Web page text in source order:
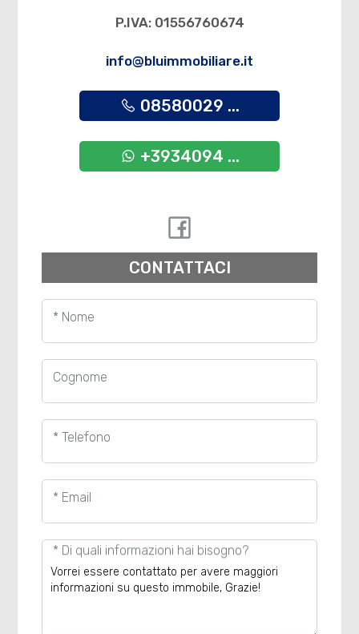
P.IVA: 01556760674
info@bluimmobiliare.it
08580029 ...
+3934094 ...
CONTATTACI
* Nome
Cognome
* Telefono
* Email
* Di quali informazioni hai bisogno?